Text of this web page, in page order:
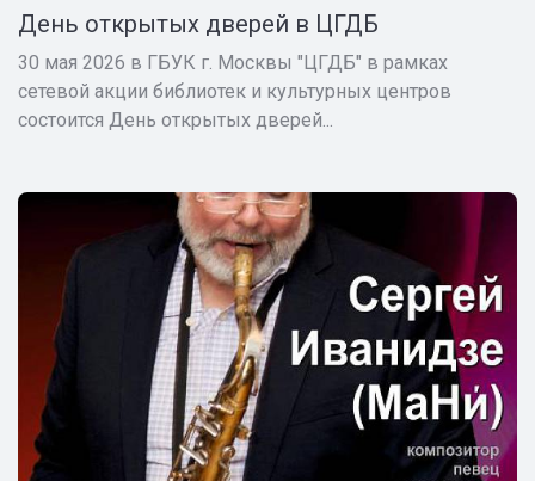
День открытых дверей в ЦГДБ
30 мая 2026 в ГБУК г. Москвы "ЦГДБ" в рамках
сетевой акции библиотек и культурных центров
состоится День открытых дверей...